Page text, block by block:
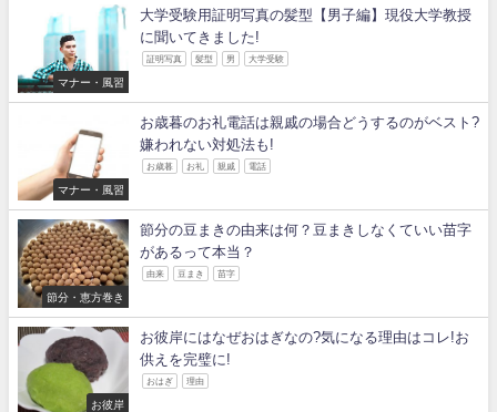
マナー・風習
大学受験用証明写真の髪型【男子編】現役大学教授
に聞いてきました!
証明写真 髪型 男 大学受験
マナー・風習
お歳暮のお礼電話は親戚の場合どうするのがベスト?
嫌われない対処法も!
お歳暮 お礼 親戚 電話
節分・恵方巻き
節分の豆まきの由来は何？豆まきしなくていい苗字
があるって本当？
由来 豆まき 苗字
お彼岸
お彼岸にはなぜおはぎなの?気になる理由はコレ!お
供えを完璧に!
おはぎ 理由